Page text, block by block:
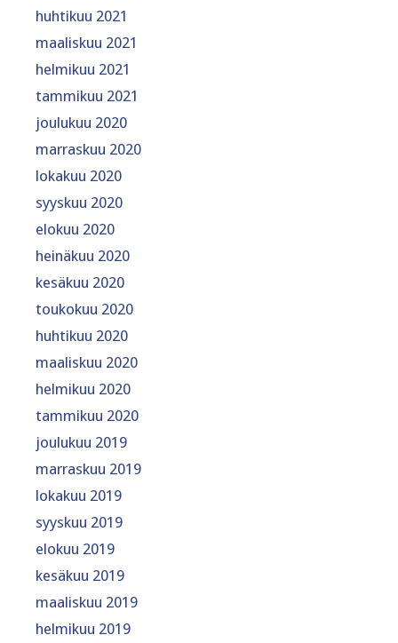
huhtikuu 2021
maaliskuu 2021
helmikuu 2021
tammikuu 2021
joulukuu 2020
marraskuu 2020
lokakuu 2020
syyskuu 2020
elokuu 2020
heinäkuu 2020
kesäkuu 2020
toukokuu 2020
huhtikuu 2020
maaliskuu 2020
helmikuu 2020
tammikuu 2020
joulukuu 2019
marraskuu 2019
lokakuu 2019
syyskuu 2019
elokuu 2019
kesäkuu 2019
maaliskuu 2019
helmikuu 2019